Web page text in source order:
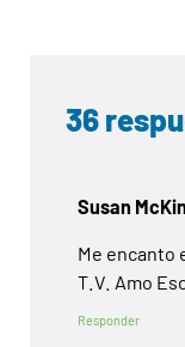
36
Susan
Me encanto
T.V. Amo
Responder